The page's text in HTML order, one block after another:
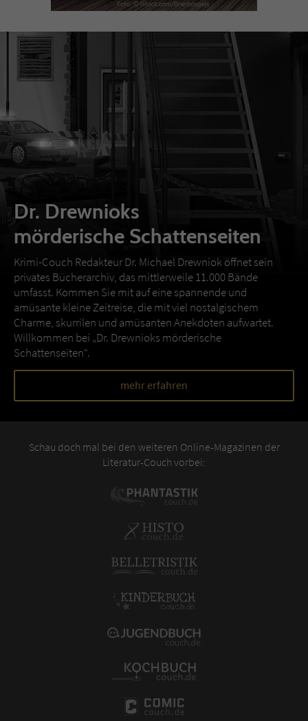
Dr. Drewnioks
mörderische Schattenseiten
Krimi-Couch Redakteur Dr. Michael Drewniok öffnet sein
privates Bücherarchiv, das mittlerweile 11.000 Bände
umfasst. Kommen Sie mit auf eine spannende und
amüsante kleine Zeitreise, die mit viel nostalgischem
Charme, skurrilen und amüsanten Anekdoten aufwartet.
Willkommen bei „Dr. Drewnioks mörderische
Schattenseiten“.
mehr erfahren
Schau doch mal bei den weiteren Online-Magazinen der
Literatur-Couch vorbei: